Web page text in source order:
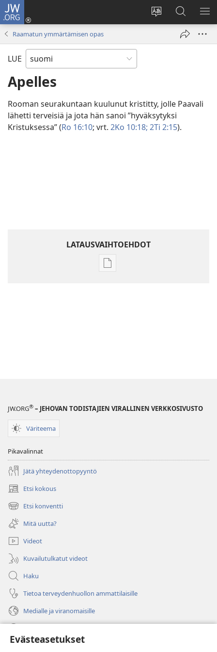
Evästeasetukset
JW.ORG
Vaihda
sivuston
Kirjaudu
(avaa
Hae
JW.ORG-
sivustolta
Raamatun ymmärtämisen opas
LUE
Apelles
Rooman seurakuntaan kuulunut kristitty, jolle Paavali
lähetti terveisiä ja jota hän sanoi ”hyväksytyksi
Kristuksessa” (Ro 16:10; vrt. 2Ko 10:18; 2Ti 2:15).
LATAUSVAIHTOEHDOT
Julkaisujen
JW.ORG® – JEHOVAN TODISTAJIEN VIRALLINEN VERKKOSIVUSTO
Väriteema
Pikavalinnat
Jätä yhteydenottopyyntö
Etsi kokous
(avaa
uuden
ikkunan)
Etsi konventti
(avaa
uuden
ikkunan)
Mitä uutta?
Videot
Kuvailutulkatut videot
Haku
Tietoa terveydenhuollon ammattilaisille
Medialle ja viranomaisille